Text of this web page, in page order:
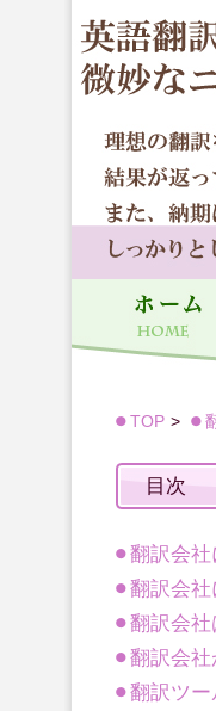
TOP
目次
翻訳会
翻訳会
翻訳会
翻訳会
翻訳ツ